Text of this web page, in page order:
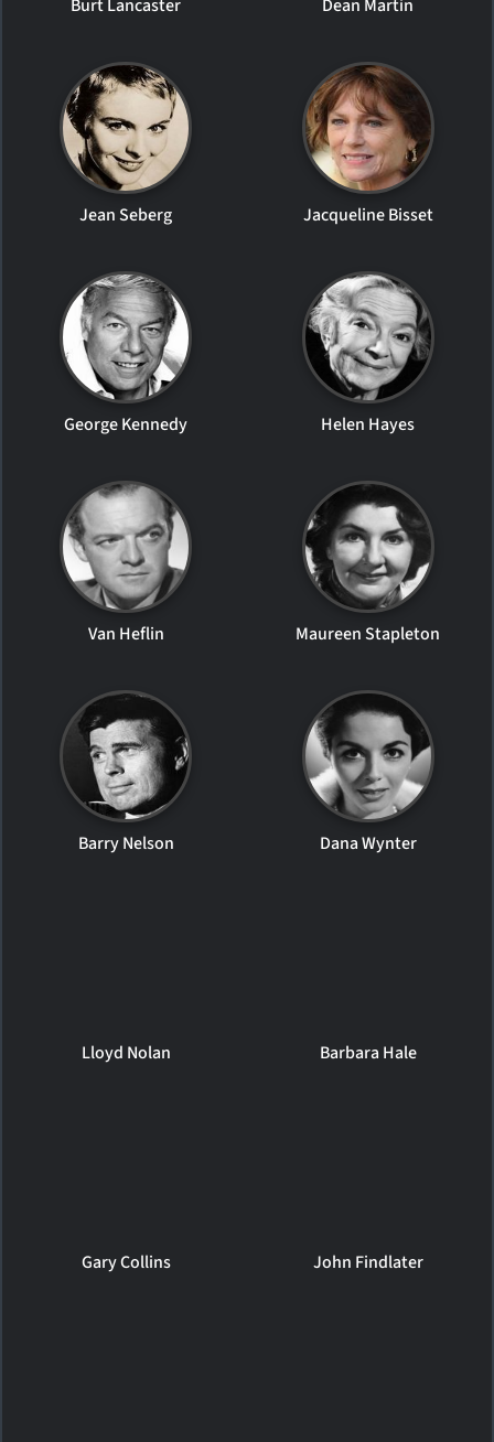
Burt Lancaster Dean Martin
Jean Seberg Jacqueline Bisset
George Kennedy Helen Hayes
Van Heflin Maureen Stapleton
Barry Nelson Dana Wynter
Lloyd Nolan Barbara Hale
Gary Collins John Findlater